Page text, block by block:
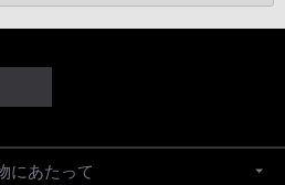
にあたって